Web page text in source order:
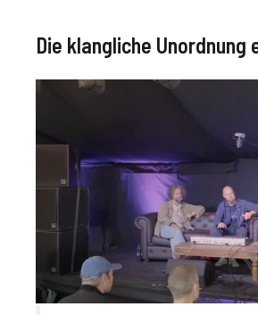
Die klangliche Unordnung